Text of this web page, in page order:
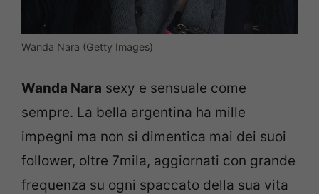
Wanda Nara (Getty Images)
Wanda Nara sexy e sensuale come
sempre. La bella argentina ha mille
impegni ma non si dimentica mai dei suoi
follower, oltre 7mila, aggiornati con grande
frequenza su ogni spaccato della sua vita